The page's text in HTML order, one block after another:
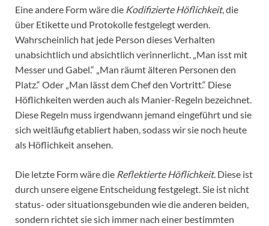
Eine andere Form wäre die Kodifizierte Höflichkeit, die
über Etikette und Protokolle festgelegt werden.
Wahrscheinlich hat jede Person dieses Verhalten
unabsichtlich und absichtlich verinnerlicht. „Man isst mit
Messer und Gabel.“ „Man räumt älteren Personen den
Platz.“ Oder „Man lässt dem Chef den Vortritt.“ Diese
Höflichkeiten werden auch als Manier-Regeln bezeichnet.
Diese Regeln muss irgendwann jemand eingeführt und sie
sich weitläufig etabliert haben, sodass wir sie noch heute
als Höflichkeit ansehen.
Die letzte Form wäre die Reflektierte Höflichkeit. Diese ist
durch unsere eigene Entscheidung festgelegt. Sie ist nicht
status- oder situationsgebunden wie die anderen beiden,
sondern richtet sie sich immer nach einer bestimmten